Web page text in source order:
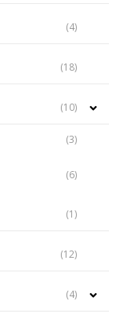
(4)
(18)
(10)
(3)
(6)
(1)
(12)
(4)